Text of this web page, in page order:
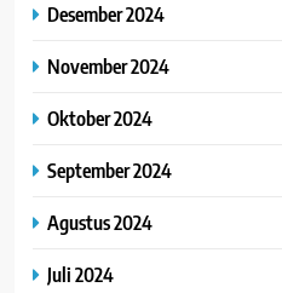
Desember 2024
November 2024
Oktober 2024
September 2024
Agustus 2024
Juli 2024